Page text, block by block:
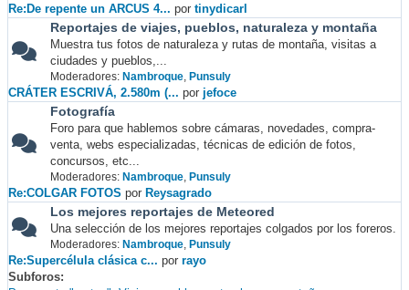
Re:De repente un ARCUS 4... por tinydicarl
Reportajes de viajes, pueblos, naturaleza y montaña
Muestra tus fotos de naturaleza y rutas de montaña, visitas a
ciudades y pueblos,...
Moderadores: Nambroque, Punsuly
CRÁTER ESCRIVÁ, 2.580m (... por jefoce
Fotografía
Foro para que hablemos sobre cámaras, novedades, compra-
venta, webs especializadas, técnicas de edición de fotos,
concursos, etc...
Moderadores: Nambroque, Punsuly
Re:COLGAR FOTOS por Reysagrado
Los mejores reportajes de Meteored
Una selección de los mejores reportajes colgados por los foreros.
Moderadores: Nambroque, Punsuly
Re:Supercélula clásica c... por rayo
Subforos